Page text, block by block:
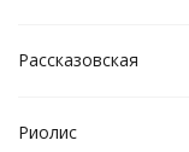
Рассказовская
Риолис